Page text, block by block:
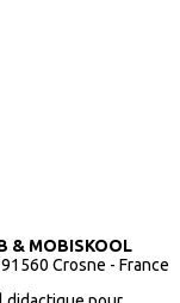
& MOBISKOOL
Crosne - France